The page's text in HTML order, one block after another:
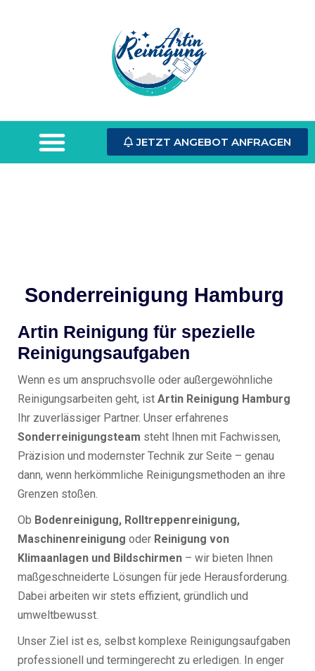
JETZT ANGEBOT ANFRAGEN
Sonderreinigung Hamburg
Artin Reinigung für spezielle
Reinigungsaufgaben
Wenn es um anspruchsvolle oder außergewöhnliche
Reinigungsarbeiten geht, ist Artin Reinigung Hamburg
Ihr zuverlässiger Partner. Unser erfahrenes
Sonderreinigungsteam steht Ihnen mit Fachwissen,
Präzision und modernster Technik zur Seite – genau
dann, wenn herkömmliche Reinigungsmethoden an ihre
Grenzen stoßen.
Ob Bodenreinigung, Rolltreppenreinigung,
Maschinenreinigung oder Reinigung von
Klimaanlagen und Bildschirmen – wir bieten Ihnen
maßgeschneiderte Lösungen für jede Herausforderung.
Dabei arbeiten wir stets effizient, gründlich und
umweltbewusst.
Unser Ziel ist es, selbst komplexe Reinigungsaufgaben
professionell und termingerecht zu erledigen. In enger